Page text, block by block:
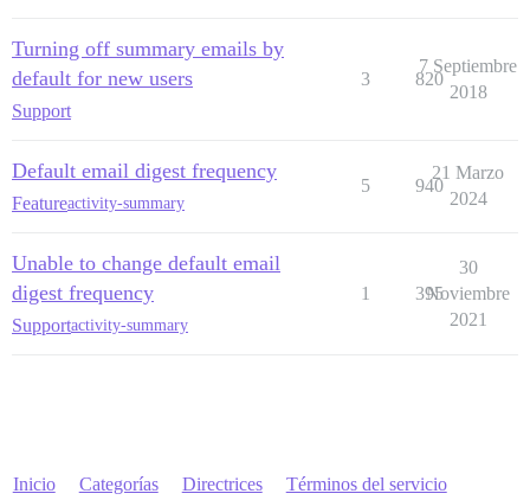
Turning off summary emails by
default for new users
Support
3 820
7 Septiembre
2018
Default email digest frequency
Featureactivity-summary
5 940
21 Marzo
2024
Unable to change default email
digest frequency
Supportactivity-summary
1 395
30
Noviembre
2021
Inicio Categorías Directrices Términos del servicio